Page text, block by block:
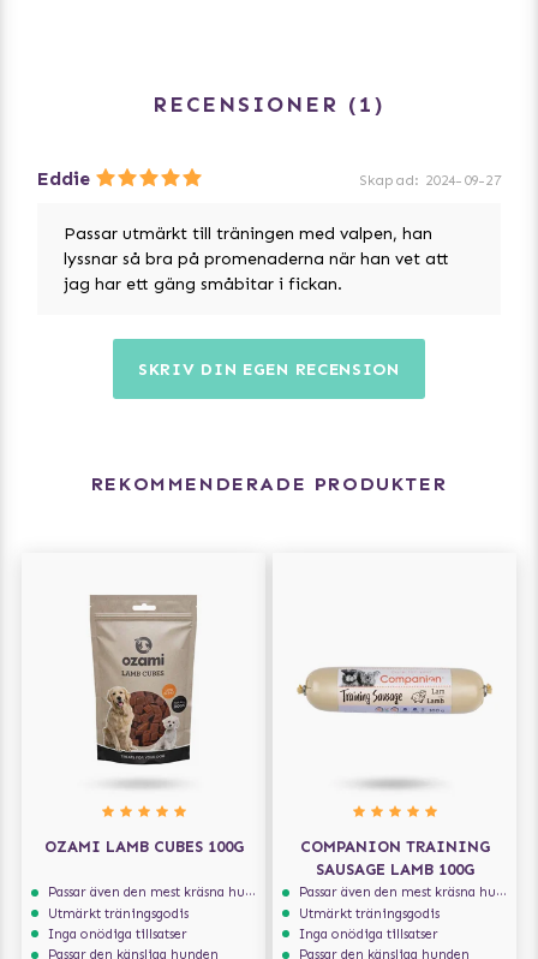
RECENSIONER 1
Eddie Skapad: 2024-09-27
Passar utmärkt till träningen med valpen, han
lyssnar så bra på promenaderna när han vet att
jag har ett gäng småbitar i fickan.
SKRIV DIN EGEN RECENSION
REKOMMENDERADE PRODUKTER
OZAMI LAMB CUBES 100G
Passar även den mest kräsna hunden
Utmärkt träningsgodis
Inga onödiga tillsatser
Passar den känsliga hunden
COMPANION TRAINING
SAUSAGE LAMB 100G
Passar även den mest kräsna hunden
Utmärkt träningsgodis
Inga onödiga tillsatser
Passar den känsliga hunden